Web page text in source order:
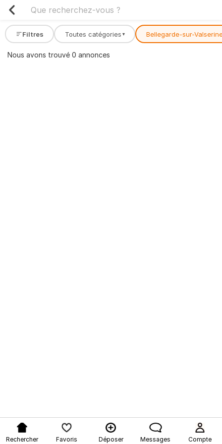
Filtres Toutes catégories ▾ Bellegarde-sur-
Nous avons trouvé 0 annonces
Rechercher Favoris Déposer Messages Compte